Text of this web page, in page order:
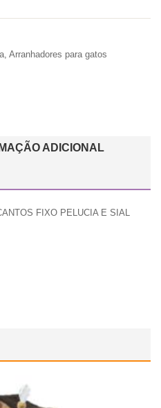
Arranhadores para gatos
ADICIONAL
FIXO PELUCIA E SIAL